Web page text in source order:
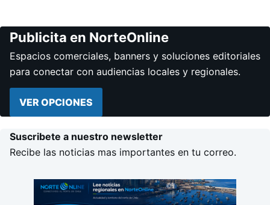
Publicita en NorteOnline
Espacios comerciales, banners y soluciones editoriales
para conectar con audiencias locales y regionales.
VER OPCIONES
Suscribete a nuestro newsletter
Recibe las noticias mas importantes en tu correo.